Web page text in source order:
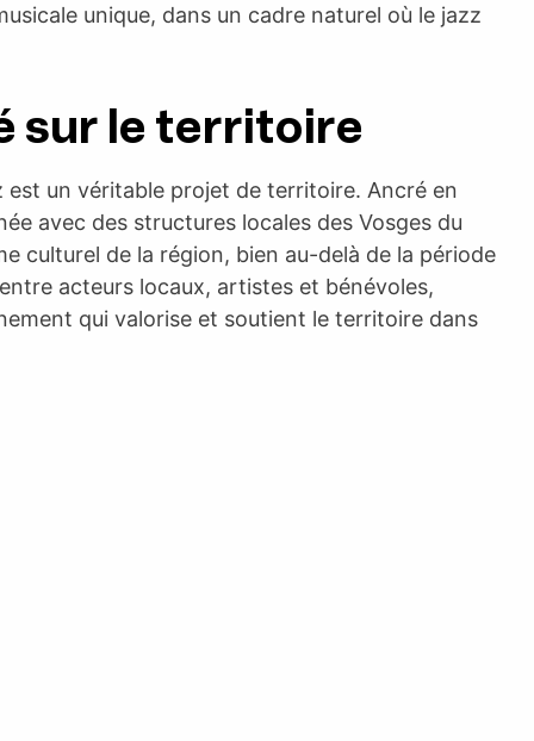
unique, dans un cadre naturel où le jazz
sur le territoire
est un véritable projet de territoire. Ancré en
avec des structures locales des Vosges du
culturel de la région, bien au-delà de la période
acteurs locaux, artistes et bénévoles,
qui valorise et soutient le territoire dans